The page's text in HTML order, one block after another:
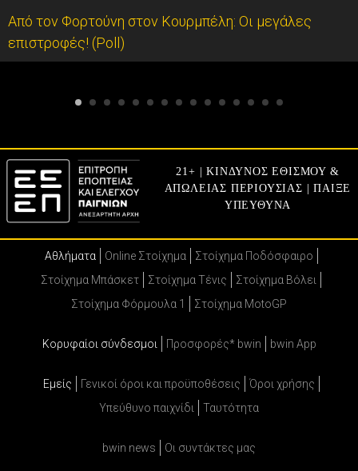
Από τον Φορτούνη στον Κουρμπέλη: Οι μεγάλες
επιστροφές! (Poll)
21+ | ΚΙΝΔΥΝΟΣ ΕΘΙΣΜΟΥ &
ΑΠΩΛΕΙΑΣ ΠΕΡΙΟΥΣΙΑΣ | ΠΑΙΞΕ
ΥΠΕΥΘΥΝΑ
Αθλήματα Online Στοίχημα
Στοίχημα Ποδόσφαιρο
Στοίχημα Μπάσκετ
Στοίχημα Τένις
Στοίχημα Βόλει
Στοίχημα Φόρμουλα 1
Στοίχημα MotoGP
Κορυφαίοι σύνδεσμοι Προσφορές* bwin bwin App
Εμείς Γενικοί όροι και προϋποθέσεις
Όροι χρήσης
Υπεύθυνο παιχνίδι
Ταυτότητα
bwin news Oι συντάκτες μας